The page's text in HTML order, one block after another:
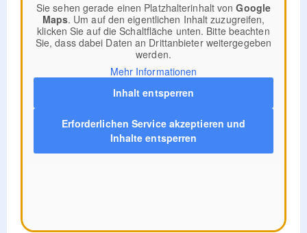
Sie sehen gerade einen Platzhalterinhalt vonGoogle
Maps. Um auf den eigentlichen Inhalt zuzugreifen,
klicken Sie auf die Schaltfläche unten. Bitte beachten
Sie, dass dabei Daten an Drittanbieter weitergegeben
werden.
Mehr Informationen
Inhalt entsperren
Erforderlichen Service akzeptieren und
Inhalte entsperren